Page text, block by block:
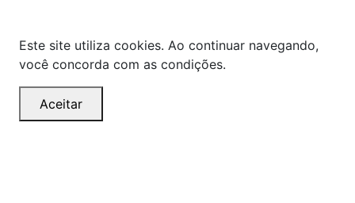
Este site utiliza cookies. Ao continuar navegando,
você concorda com as condições.
Aceitar